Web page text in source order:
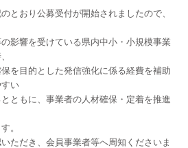
とおり公募受付が開始されましたので、
影響を受けている県内中小・小規模事業
を目的とした発信強化に係る経費を補助
い
ともに、事業者の人材確保・定着を推進
。
ただき、会員事業者等へ周知くださいま